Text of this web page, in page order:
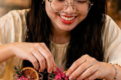
Bắc. Bạn bước đến góc làm
sang trọng. Khoảnh khắc bạn
những mùi hương thuộc
(Sandalwood), Hoắc Hương
hành Thổ – hành trung gian
Gỗ và Đất đóng vai trò như một
chãi, rồi từ Thổ nuôi dưỡng